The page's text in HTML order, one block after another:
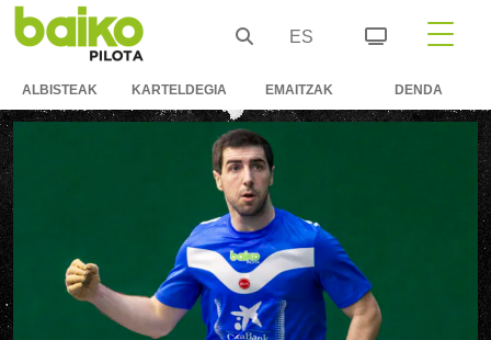
ES
ALBISTEAK KARTELDEGIA EMAITZAK DENDA